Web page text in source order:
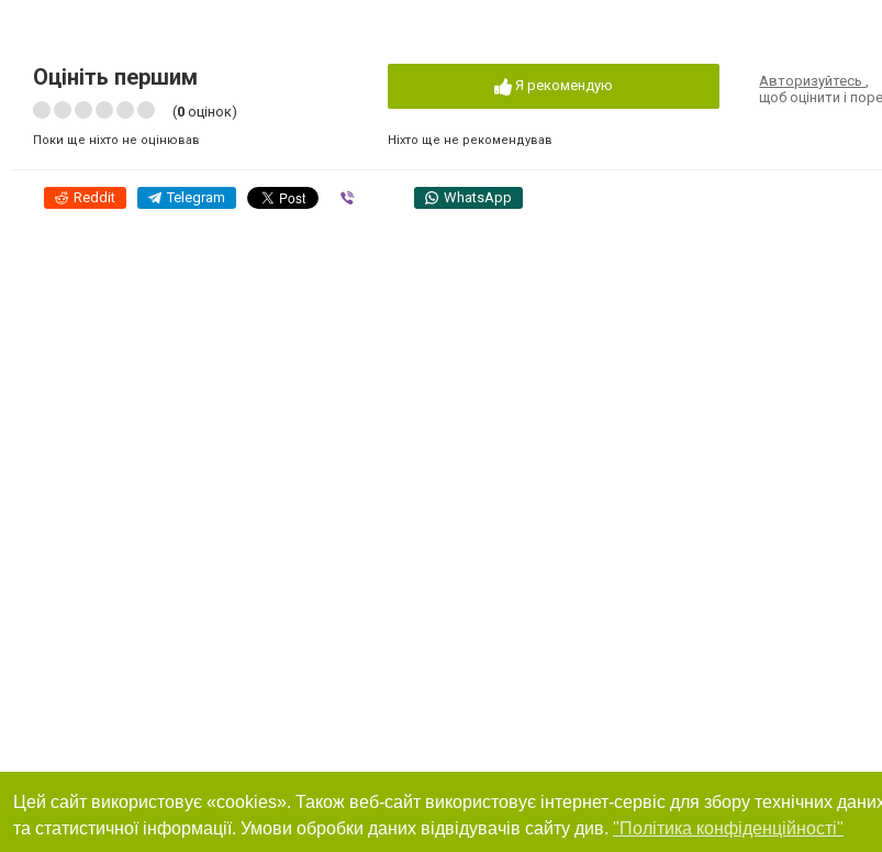
Оцініть першим
(0 оцінок)
Поки ще ніхто не оцінював
Я рекомендую
Ніхто ще не рекомендував
Авторизуйтесь,
щоб оцінити і
Reddit Telegram WhatsApp
Цей сайт використовує «cookies». Також веб-сайт використовує інтернет-сервіс для збору технічних
та статистичної інформації. Умови обробки даних відвідувачів сайту див. "Політика конфіденційності"